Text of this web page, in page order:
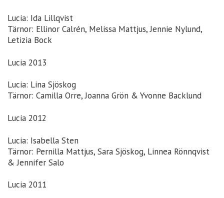
Lucia: Ida Lillqvist
Tärnor: Ellinor Calrén, Melissa Mattjus, Jennie Nylund,
Letizia Bock
Lucia 2013
Lucia: Lina Sjöskog
Tärnor: Camilla Orre, Joanna Grön & Yvonne Backlund
Lucia 2012
Lucia: Isabella Sten
Tärnor: Pernilla Mattjus, Sara Sjöskog, Linnea Rönnqvist
& Jennifer Salo
Lucia 2011